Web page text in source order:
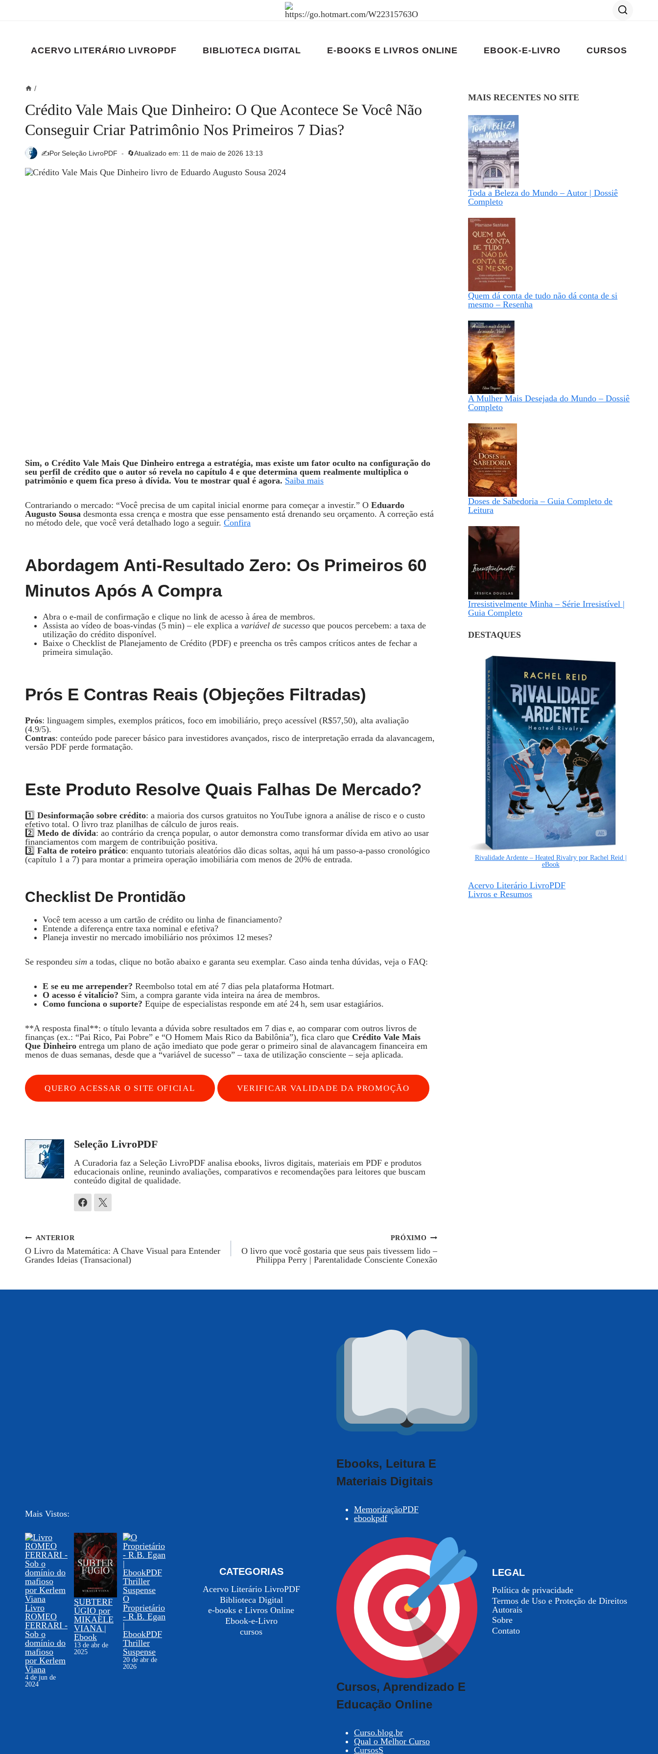
ACERVO LITERÁRIO LIVROPDF BIBLIOTECA DIGITAL E-BOOKS E LIVROS ONLINE EBOOK-E-LIVRO CURSOS
/
Crédito Vale Mais Que Dinheiro: O Que Acontece Se Você Não
Conseguir Criar Patrimônio Nos Primeiros 7 Dias?
✍️PorSeleção LivroPDF 🔄Atualizado em: 11 de maio de 2026 13:13
Sim, o Crédito Vale Mais Que Dinheiro entrega a estratégia, mas existe um fator oculto na configuração do
seu perfil de crédito que o autor só revela no capítulo 4 e que determina quem realmente multiplica o
patrimônio e quem fica preso à dívida. Vou te mostrar qual é agora. Saiba mais
Contrariando o mercado: “Você precisa de um capital inicial enorme para começar a investir.” O Eduardo
Augusto Sousa desmonta essa crença e mostra que esse pensamento está drenando seu orçamento. A correção está
no método dele, que você verá detalhado logo a seguir. Confira
Abordagem Anti‑Resultado Zero: Os Primeiros 60
Minutos Após A Compra
Abra o e‑mail de confirmação e clique no link de acesso à área de membros.
Assista ao vídeo de boas‑vindas (5 min) – ele explica a variável de sucesso que poucos percebem: a taxa de
utilização do crédito disponível.
Baixe o Checklist de Planejamento de Crédito (PDF) e preencha os três campos críticos antes de fechar a
primeira simulação.
Prós E Contras Reais (Objeções Filtradas)
Prós: linguagem simples, exemplos práticos, foco em imobiliário, preço acessível (R$57,50), alta avaliação
(4.9/5).
Contras: conteúdo pode parecer básico para investidores avançados, risco de interpretação errada da alavancagem,
versão PDF perde formatação.
Este Produto Resolve Quais Falhas De Mercado?
1️⃣ Desinformação sobre crédito: a maioria dos cursos gratuitos no YouTube ignora a análise de risco e o custo
efetivo total. O livro traz planilhas de cálculo de juros reais.
2️⃣ Medo de dívida: ao contrário da crença popular, o autor demonstra como transformar dívida em ativo ao usar
financiamentos com margem de contribuição positiva.
3️⃣ Falta de roteiro prático: enquanto tutoriais aleatórios dão dicas soltas, aqui há um passo‑a‑passo cronológico
(capítulo 1 a 7) para montar a primeira operação imobiliária com menos de 20% de entrada.
Checklist De Prontidão
Você tem acesso a um cartão de crédito ou linha de financiamento?
Entende a diferença entre taxa nominal e efetiva?
Planeja investir no mercado imobiliário nos próximos 12 meses?
Se respondeu sim a todas, clique no botão abaixo e garanta seu exemplar. Caso ainda tenha dúvidas, veja o FAQ:
E se eu me arrepender? Reembolso total em até 7 dias pela plataforma Hotmart.
O acesso é vitalício? Sim, a compra garante vida inteira na área de membros.
Como funciona o suporte? Equipe de especialistas responde em até 24 h, sem usar estagiários.
**A resposta final**: o título levanta a dúvida sobre resultados em 7 dias e, ao comparar com outros livros de
finanças (ex.: “Pai Rico, Pai Pobre” e “O Homem Mais Rico da Babilônia”), fica claro que Crédito Vale Mais
Que Dinheiro entrega um plano de ação imediato que pode gerar o primeiro sinal de alavancagem financeira em
menos de duas semanas, desde que a “variável de sucesso” – taxa de utilização consciente – seja aplicada.
QUERO ACESSAR O SITE OFICIAL VERIFICAR VALIDADE DA PROMOÇÃO
Seleção LivroPDF
A Curadoria faz a Seleção LivroPDF analisa ebooks, livros digitais, materiais em PDF e produtos
educacionais online, reunindo avaliações, comparativos e recomendações para leitores que buscam
conteúdo digital de qualidade.
Navegação
Post
ANTERIOR
O Livro da Matemática: A Chave Visual para Entender
Grandes Ideias (Transacional)
PRÓXIMO
O livro que você gostaria que seus pais tivessem lido –
Philippa Perry | Parentalidade Consciente Conexão
MAIS RECENTES NO SITE
Toda a Beleza do Mundo – Autor | Dossiê
Completo
Quem dá conta de tudo não dá conta de si
mesmo – Resenha
A Mulher Mais Desejada do Mundo – Dossiê
Completo
Doses de Sabedoria – Guia Completo de
Leitura
Irresistivelmente Minha – Série Irresistível |
Guia Completo
DESTAQUES
Rivalidade Ardente – Heated Rivalry por Rachel Reid |
eBook
Acervo Literário LivroPDF
Livros e Resumos
Mais Vistos:
Livro
ROMEO
FERRARI -
Sob o
domínio do
mafioso
por Kerlem
Viana
4 de jun de
2024
SUBTERF
ÚGIO por
MIKAELE
VIANA |
Ebook
13 de abr de
2025
O
Proprietário
- R.B. Egan
|
EbookPDF
Thriller
Suspense
20 de abr de
2026
CATEGORIAS
Acervo Literário LivroPDF
Biblioteca Digital
e-books e Livros Online
Ebook-e-Livro
cursos
Ebooks, Leitura E
Materiais Digitais
MemorizaçãoPDF
ebookpdf
Cursos, Aprendizado E
Educação Online
Curso.blog.br
Qual o Melhor Curso
CursosS
LEGAL
Política de privacidade
Termos de Uso e Proteção de Direitos
Autorais
Sobre
Contato